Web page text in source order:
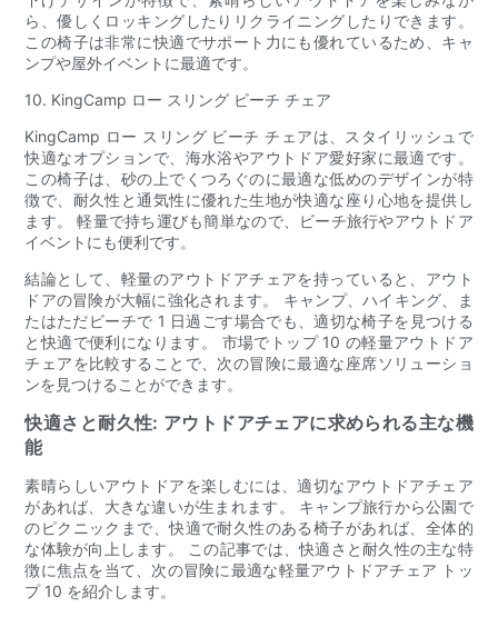
ら、優しくロッキングしたりリクライニングしたりできます。
この椅子は非常に快適でサポート力にも優れているため、キャ
ンプや屋外イベントに最適です。
10. KingCamp ロー スリング ビーチ チェア
KingCamp ロー スリング ビーチ チェアは、スタイリッシュで
快適なオプションで、海水浴やアウトドア愛好家に最適です。
この椅子は、砂の上でくつろぐのに最適な低めのデザインが特
徴で、耐久性と通気性に優れた生地が快適な座り心地を提供し
ます。 軽量で持ち運びも簡単なので、ビーチ旅行やアウトドア
イベントにも便利です。
結論として、軽量のアウトドアチェアを持っていると、アウト
ドアの冒険が大幅に強化されます。 キャンプ、ハイキング、ま
たはただビーチで 1 日過ごす場合でも、適切な椅子を見つける
と快適で便利になります。 市場でトップ 10 の軽量アウトドア
チェアを比較することで、次の冒険に最適な座席ソリューショ
ンを見つけることができます。
快適さと耐久性: アウトドアチェアに求められる主な機
能
素晴らしいアウトドアを楽しむには、適切なアウトドアチェア
があれば、大きな違いが生まれます。 キャンプ旅行から公園で
のピクニックまで、快適で耐久性のある椅子があれば、全体的
な体験が向上します。 この記事では、快適さと耐久性の主な特
徴に焦点を当て、次の冒険に最適な軽量アウトドアチェア トッ
プ 10 を紹介します。